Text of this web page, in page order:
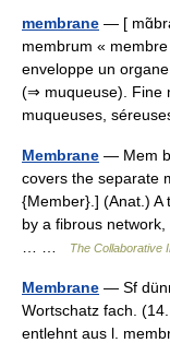
membrane — [
membrum «
enveloppe un
(⇒ muqueuse). Fine
muqueuses,
Membrane — Mem
covers the separate
{Member}.] (Anat.) A
by a fibrous
The Collaborative
Membrane — Sf
Wortschatz fach.
entlehnt aus l.